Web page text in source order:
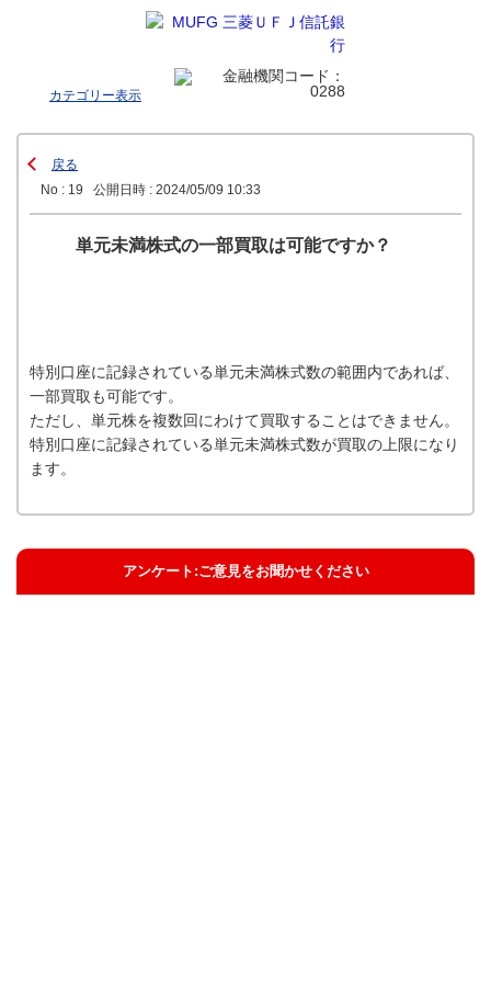
カテゴリー表示
戻る
No : 19
公開日時 : 2024/05/09 10:33
単元未満株式の一部買取は可能ですか？
特別口座に記録されている単元未満株式数の範囲内であれば、
一部買取も可能です。
ただし、単元株を複数回にわけて買取することはできません。
特別口座に記録されている単元未満株式数が買取の上限になり
ます。
アンケート:ご意見をお聞かせください